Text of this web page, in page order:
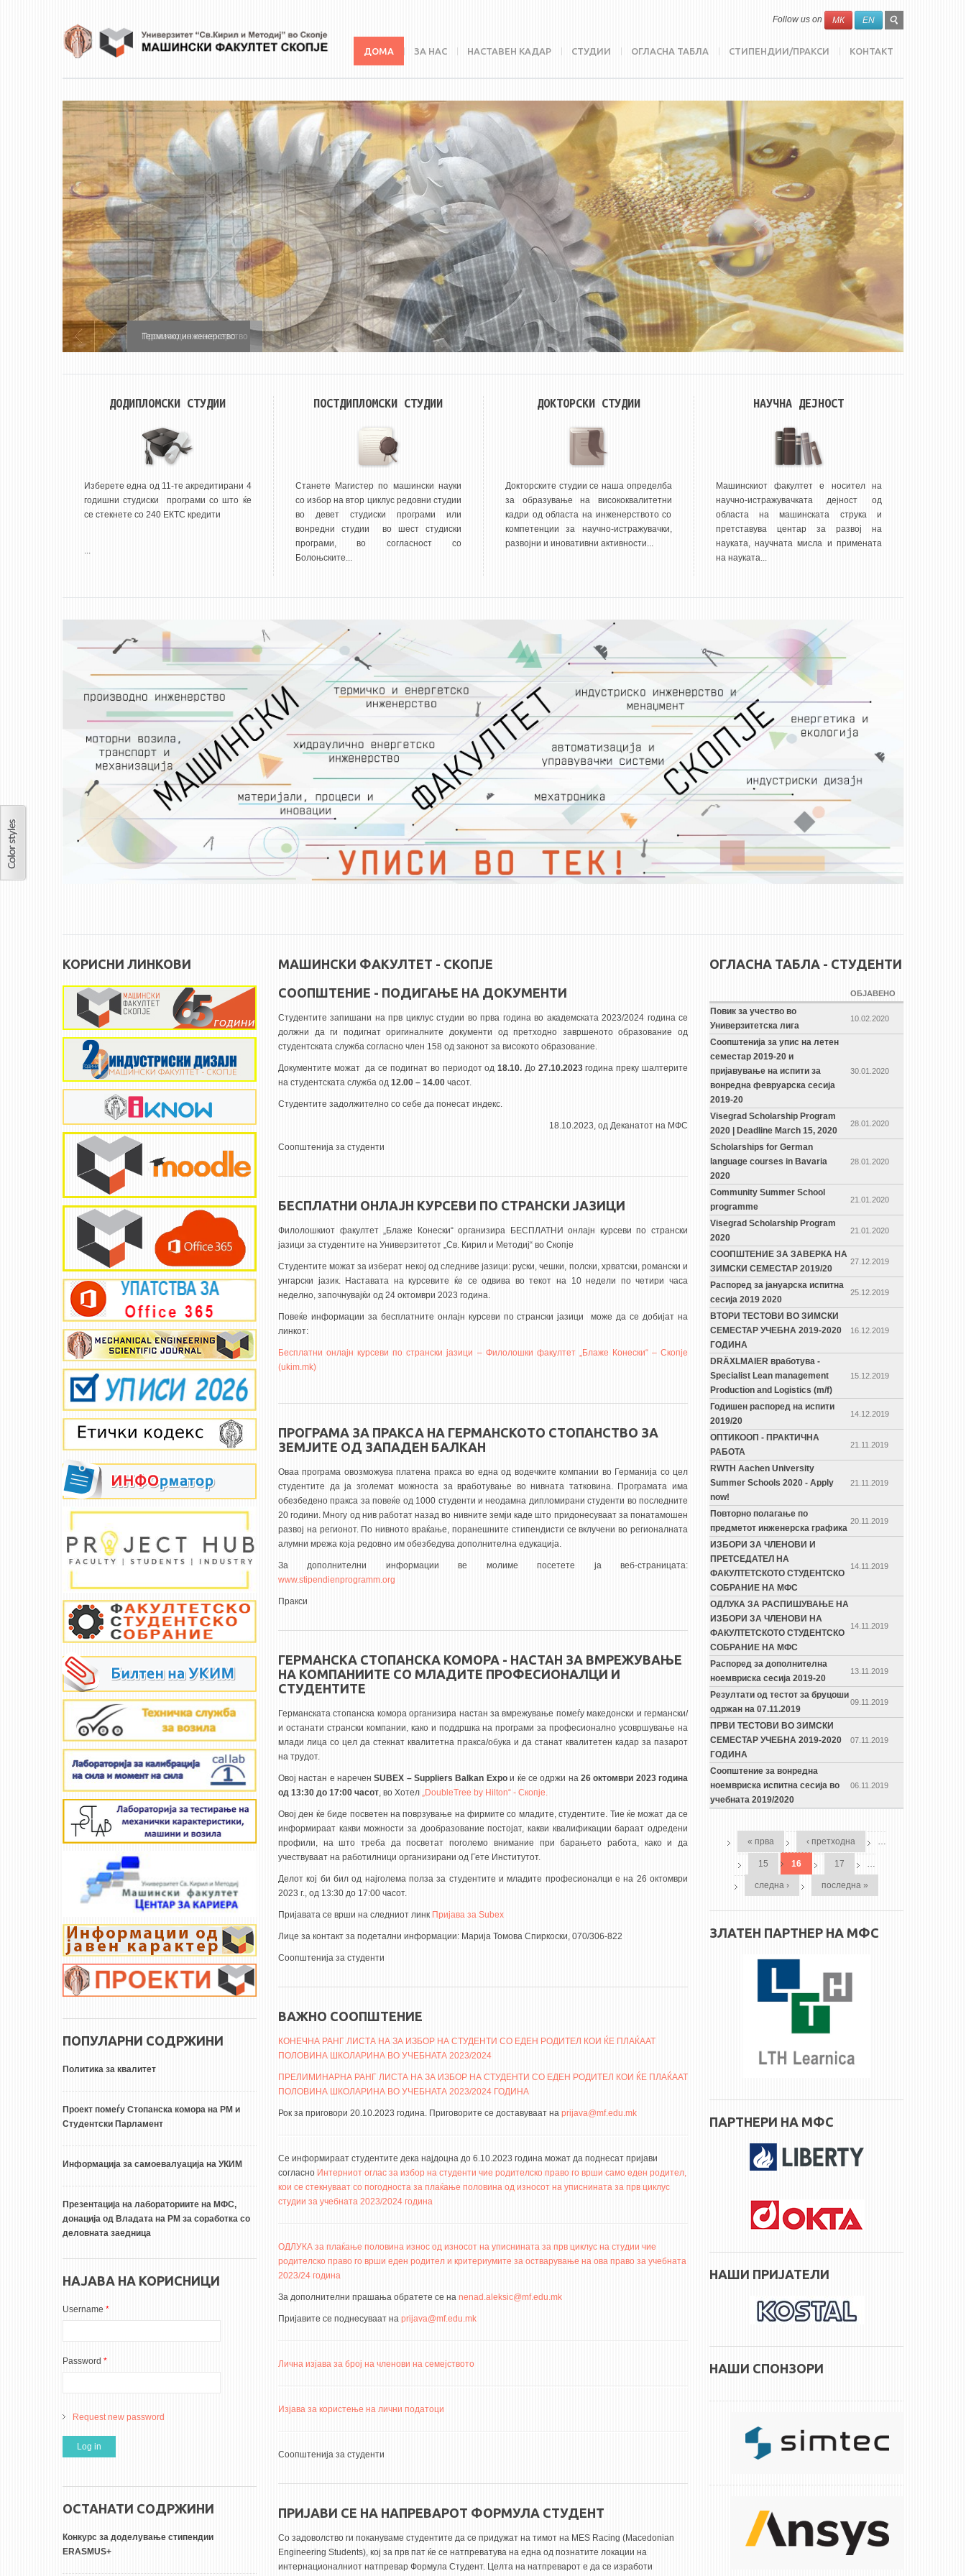
SEARCH
FORM
Search
Follow us on МК EN
ДОМА ЗА НАС НАСТАВЕН КАДАР СТУДИИ ОГЛАСНА ТАБЛА СТИПЕНДИИ/ПРАКСИ КОНТАКТ
Термичко инженерство
ДОДИПЛОМСКИ СТУДИИ
Изберете една од 11-те акредитирани 4
годишни студиски програми со што ќе
се стекнете со 240 ЕКТС кредити
...
ПОСТДИПЛОМСКИ СТУДИИ
Станете Магистер по машински науки
со избор на втор циклус редовни студии
во девет студиски програми или
вонредни студии во шест студиски
програми, во согласност со
Болоњските...
ДОКТОРСКИ СТУДИИ
Докторските студии се наша определба
за образување на висококвалитетни
кадри од областа на инженерството со
компетенции за научно-истражувачки,
развојни и иновативни активности...
НАУЧНА ДЕЈНОСТ
Машинскиот факултет е носител на
научно-истражувачката дејност од
областа на машинската струка и
претставува центар за развој на
науката, научната мисла и примената
на науката...
КОРИСНИ ЛИНКОВИ
ПОПУЛАРНИ СОДРЖИНИ
Политика за квалитет
Проект помеѓу Стопанска комора на РМ и
Студентски Парламент
Информација за самоевалуација на УКИМ
Презентација на лабораториите на МФС,
донација од Владата на РМ за соработка со
деловната заедница
НАЈАВА НА КОРИСНИЦИ
Username *
Password *
Request new password
ОСТАНАТИ СОДРЖИНИ
Конкурс за доделување стипендии
ERASMUS+
МАШИНСКИ ФАКУЛТЕТ - СКОПЈЕ
СООПШТЕНИЕ - ПОДИГАЊЕ НА ДОКУМЕНТИ
Студентите запишани на прв циклус студии во прва година во академската 2023/2024 година се
должни да ги подигнат оригиналните документи од претходно завршеното образование од
студентската служба согласно член 158 од законот за високото образование.
Документите можат да се подигнат во периодот од18.10. До 27.10.2023година преку шалтерите
на студентската служба од 12.00 – 14.00 часот.
Студентите задолжително со себе да понесат индекс.
18.10.2023, од Деканатот на МФС
Соопштенија за студенти
БЕСПЛАТНИ ОНЛАЈН КУРСЕВИ ПО СТРАНСКИ ЈАЗИЦИ
Филолошкиот факултет „Блаже Конески“ организира БЕСПЛАТНИ онлајн курсеви по странски
јазици за студентите на Универзитетот „Св. Кирил и Методиј“ во Скопје
Студентите можат за изберат некој од следниве јазици: руски, чешки, полски, хрватски, романски и
унгарски јазик. Наставата на курсевите ќе се одвива во текот на 10 недели по четири часа
неделно, започнувајќи од 24 октомври 2023 година.
Повеќе информации за бесплатните онлајн курсеви по странски јазици може да се добијат на
линкот:
Бесплатни онлајн курсеви по странски јазици – Филолошки факултет „Блаже Конески“ – Скопје
(ukim.mk)
ПРОГРАМА ЗА ПРАКСА НА ГЕРМАНСКОТО СТОПАНСТВО ЗА
ЗЕМЈИТЕ ОД ЗАПАДЕН БАЛКАН
Оваа програма овозможува платена пракса во една од водечките компании во Германија со цел
студентите да ја зголемат можноста за вработување во нивната татковина. Програмата има
обезбедено пракса за повеќе од 1000 студенти и неодамна дипломирани студенти во последните
20 години. Многу од нив работат назад во нивните земји каде што придонесуваат за понатамошен
развој на регионот. По нивното враќање, поранешните стипендисти се вклучени во регионалната
алумни мрежа која редовно им обезбедува дополнителна едукација.
За дополнителни информации ве молиме посетете ја веб-страницата:
www.stipendienprogramm.org
Пракси
ГЕРМАНСКА СТОПАНСКА КОМОРА - НАСТАН ЗА ВМРЕЖУВАЊЕ
НА КОМПАНИИТЕ СО МЛАДИТЕ ПРОФЕСИОНАЛЦИ И
СТУДЕНТИТЕ
Германската стопанска комора организира настан за вмрежување помеѓу македонски и германски/
и останати странски компании, како и поддршка на програми за професионално усовршување на
млади лица со цел да стекнат квалитетна пракса/обука и да станат квалитетен кадар за пазарот
на трудот.
Овој настан е нареченSUBEX – Suppliers Balkan Expoи ќе се одржи на 26 октомври 2023 година
од 13:30 до 17:00 часот, во Хотел „DoubleTree by Hilton“ - Скопје.
Овој ден ќе биде посветен на поврзување на фирмите со младите, студентите. Тие ќе можат да се
информираат какви можности за дообразование постојат, какви квалификации бараат одредени
профили, на што треба да посветат поголемо внимание при барањето работа, како и да
учествуваат на работилници организирани од Гете Институтот.
Делот кој би бил од најголема полза за студентите и младите професионалци е на 26 октомври
2023 г., од 13:30 до 17:00 часот.
Пријавата се врши на следниот линк Пријава за Subex
Лице за контакт за подетални информации: Марија Томова Спиркоски, 070/306-822
Соопштенија за студенти
ВАЖНО СООПШТЕНИЕ
КОНЕЧНА РАНГ ЛИСТА НА ЗА ИЗБОР НА СТУДЕНТИ СО ЕДЕН РОДИТЕЛ КОИ ЌЕ ПЛАЌААТ
ПОЛОВИНА ШКОЛАРИНА ВО УЧЕБНАТА 2023/2024
ПРЕЛИМИНАРНА РАНГ ЛИСТА НА ЗА ИЗБОР НА СТУДЕНТИ СО ЕДЕН РОДИТЕЛ КОИ ЌЕ ПЛАЌААТ
ПОЛОВИНА ШКОЛАРИНА ВО УЧЕБНАТА 2023/2024 ГОДИНА
Рок за приговори 20.10.2023 година. Приговорите се доставуваат на prijava@mf.edu.mk
Се информираат студентите дека најдоцна до 6.10.2023 година можат да поднесат пријави
согласно Интерниот оглас за избор на студенти чие родителско право го врши само еден родител,
кои се стекнуваат со погодноста за плаќање половина од износот на уписнината за прв циклус
студии за учебната 2023/2024 година
ОДЛУКА за плаќање половина износ од износот на уписнината за прв циклус на студии чие
родителско право го врши еден родител и критериумите за остварување на ова право за учебната
2023/24 година
За дополнителни прашања обратете се на nenad.aleksic@mf.edu.mk
Пријавите се поднесуваат на prijava@mf.edu.mk
Лична изјава за број на членови на семејството
Изјава за користење на лични податоци
Соопштенија за студенти
ПРИЈАВИ СЕ НА НАПРЕВАРОТ ФОРМУЛА СТУДЕНТ
Со задоволство ги покануваме студентите да се придужат на тимот на MES Racing (Macedonian
Engineering Students), кој за прв пат ќе се натпреватува на една од познатите локации на
интернационалниот натпревар Формула Студент. Целта на натпреварот е да се изработи
ОГЛАСНА ТАБЛА - СТУДЕНТИ
ОБЈАВЕНО
Повик за учество во
Универзитетска лига
10.02.2020
Соопштенија за упис на летен
семестар 2019-20 и
пријавување на испити за
вонредна февруарска сесија
2019-20
30.01.2020
Visegrad Scholarship Program
2020 | Deadline March 15, 2020
28.01.2020
Scholarships for German
language courses in Bavaria
2020
28.01.2020
Community Summer School
programme
21.01.2020
Visegrad Scholarship Program
2020
21.01.2020
СООПШТЕНИЕ ЗА ЗАВЕРКА НА
ЗИМСКИ СЕМЕСТАР 2019/20
27.12.2019
Распоред за јануарска испитна
сесија 2019 2020
25.12.2019
ВТОРИ ТЕСТОВИ ВО ЗИМСКИ
СЕМЕСТАР УЧЕБНА 2019-2020
ГОДИНА
16.12.2019
DRÄXLMAIER вработува -
Specialist Lean management
Production and Logistics (m/f)
15.12.2019
Годишен распоред на испити
2019/20
14.12.2019
ОПТИКООП - ПРАКТИЧНА
РАБОТА
21.11.2019
RWTH Aachen University
Summer Schools 2020 - Apply
now!
21.11.2019
Повторно полагање по
предметот инженерска графика
20.11.2019
ИЗБОРИ ЗА ЧЛЕНОВИ И
ПРЕТСЕДАТЕЛ НА
ФАКУЛТЕТСКОТО СТУДЕНТСКО
СОБРАНИЕ НА МФС
14.11.2019
ОДЛУКА ЗА РАСПИШУВАЊЕ НА
ИЗБОРИ ЗА ЧЛЕНОВИ НА
ФАКУЛТЕТСКОТО СТУДЕНТСКО
СОБРАНИЕ НА МФС
14.11.2019
Распоред за дополнителна
ноемвриска сесија 2019-20
13.11.2019
Резултати од тестот за бруцоши
одржан на 07.11.2019
09.11.2019
ПРВИ ТЕСТОВИ ВО ЗИМСКИ
СЕМЕСТАР УЧЕБНА 2019-2020
ГОДИНА
07.11.2019
Соопштение за вонредна
ноемвриска испитна сесија во
учебната 2019/2020
06.11.2019
« прва ‹ претходна …
15 16 17 …
следна › последна »
ЗЛАТЕН ПАРТНЕР НА МФС
ПАРТНЕРИ НА МФС
НАШИ ПРИЈАТЕЛИ
НАШИ СПОНЗОРИ